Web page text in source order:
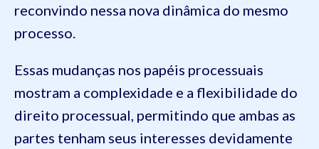
reconvindo nessa nova dinâmica do mesmo
processo.
Essas mudanças nos papéis processuais
mostram a complexidade e a flexibilidade do
direito processual, permitindo que ambas as
partes tenham seus interesses devidamente